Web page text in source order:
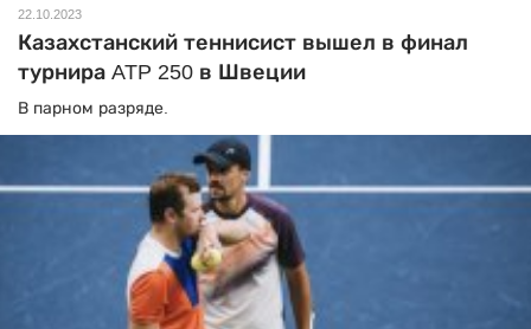
22.10.2023
Казахстанский теннисист вышел в финал
турнира ATP 250 в Швеции
В парном разряде.